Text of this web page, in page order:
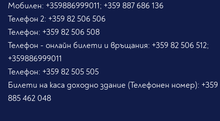
Мобилен: +359886999011; +359 887 686 136
Телефон 2: +359 82 506 506
Телефон: +359 82 506 508
Телефон - онлайн билети и връщания: +359 82 506 512;
+359886999011
Телефон: +359 82 505 505
Билети на каса доходно здание (Телефонен номер): +359
885 462 048